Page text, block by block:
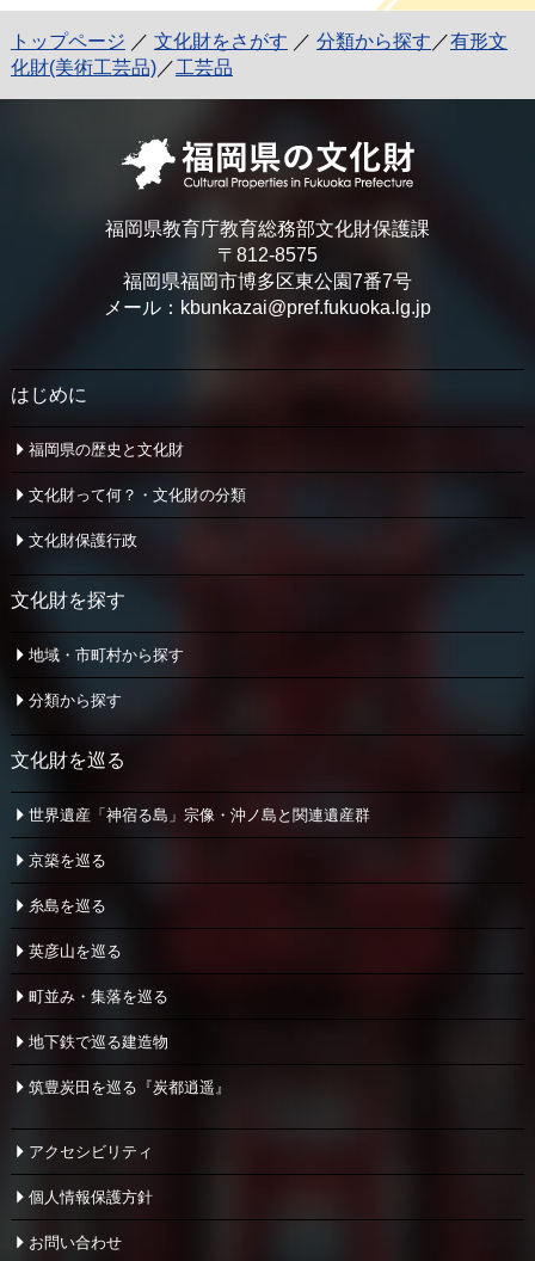
トップページ ／ 文化財をさがす ／ 分類から探す ／有形文
化財(美術工芸品)／工芸品
福岡県教育庁教育総務部文化財保護課
〒812-8575
福岡県福岡市博多区東公園7番7号
メール：kbunkazai@pref.fukuoka.lg.jp
はじめに
福岡県の歴史と文化財
文化財って何？・文化財の分類
文化財保護行政
文化財を探す
地域・市町村から探す
分類から探す
文化財を巡る
世界遺産「神宿る島」宗像・ 沖ノ島と関連遺産群
京築を巡る
糸島を巡る
英彦山を巡る
町並み・集落を巡る
地下鉄で巡る建造物
筑豊炭田を巡る『炭都逍遥』
アクセシビリティ
個人情報保護方針
お問い合わせ